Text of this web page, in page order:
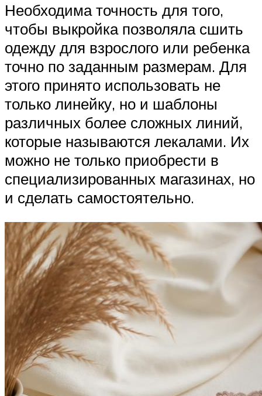
Необходима точность для того,
чтобы выкройка позволяла сшить
одежду для взрослого или ребенка
точно по заданным размерам. Для
этого принято использовать не
только линейку, но и шаблоны
различных более сложных линий,
которые называются лекалами. Их
можно не только приобрести в
специализированных магазинах, но
и сделать самостоятельно.